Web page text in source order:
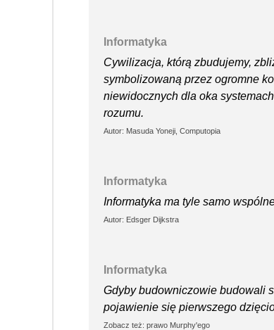
Informatyka
Cywilizacja, którą zbudujemy,
symbolizowaną przez ogromne
niewidocznych dla oka
rozumu.
Autor: Masuda Yoneji, Computopia
Informatyka
Informatyka ma tyle samo
Autor: Edsger Dijkstra
Informatyka
Gdyby budowniczowie budowali
pojawienie się pierwszego
Zobacz też: prawo Murphy'ego